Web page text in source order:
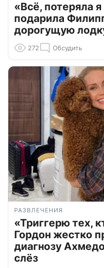
«Всё, потеряла
подарила
дорогущую
272 Обсудить
РАЗВЛЕЧЕНИЯ
«Триггерю тех,
Гордон жестко
диагнозу
слёз